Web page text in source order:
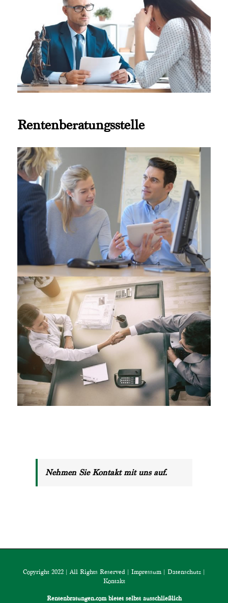
Rentenberatungsstelle
Nehmen Sie Kontakt mit uns auf.
Copyright 2022 | All Rights Reserved | Impressum | Datenschutz |
Kontakt
Rentenbratungen.com bietet selbst ausschließlich